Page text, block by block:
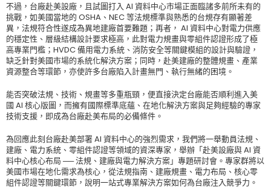
不過，台廠赴美設廠，且試圖打入 AI 資料中心市場正面臨諸多前所未有的
挑戰，如美國當地的 OSHA、NEC 等法規標準與熟悉的台規存有顯著差
異，法規符合性遂成為異地建廠首要難題；再者， AI 資料中心對電力供應
的穩定性、層級結構設計要求極高，此對電力規畫與零組件認證形成了極
高專業門檻；HVDC 備用電力系統、消防安全等關鍵模組的設計與驗證，
缺乏針對美國市場的系統化解決方案；同時，赴美建廠的整體規畫、產業
資源整合等環節，亦使許多台廠陷入計畫無門、執行無緒的困境。
能否突破法規、技術、規畫等多重瓶頸，便直接決定台廠能否順利進入美
國 AI 核心版圖，而擁有國際標準底蘊、在地化解決方案與足夠經驗的專家
技術支援，即成為台廠赴美布局的必備條件。
為回應此刻台廠赴美部署 AI 資料中心的強烈需求，我們將一舉動員法規、
建廠、電力系統、零組件認證等領域的資深專家，舉辦「赴美設廠與 AI 資
料中心核心布局 ── 法規、建廠與電力解決方案」專題研討會。專家群將以
美國市場在地化需求為核心，從法規指南、建廠規畫、電力布局、核心零
組件認證等關鍵環節，說明一站式專業解決方案如何為台廠注入競爭力。